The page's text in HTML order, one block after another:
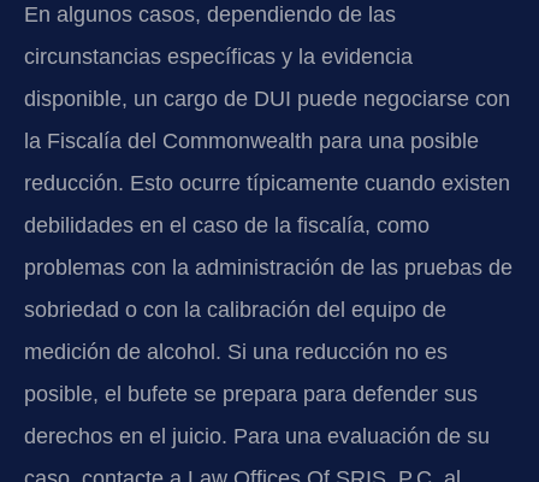
En algunos casos, dependiendo de las
circunstancias específicas y la evidencia
disponible, un cargo de DUI puede negociarse con
la Fiscalía del Commonwealth para una posible
reducción. Esto ocurre típicamente cuando existen
debilidades en el caso de la fiscalía, como
problemas con la administración de las pruebas de
sobriedad o con la calibración del equipo de
medición de alcohol. Si una reducción no es
posible, el bufete se prepara para defender sus
derechos en el juicio. Para una evaluación de su